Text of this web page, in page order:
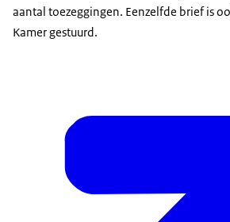
aantal toezeggingen. Eenzelfde brief is
Kamer gestuurd.